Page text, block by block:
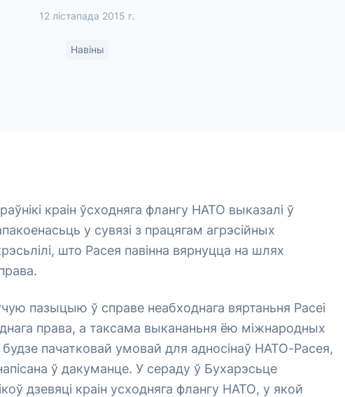
12 лістапада 2015 г.
Навіны
краін ўсходняга флангу НАТО выказалі ў
у сувязі з працягам агрэсійных
што Расея павінна вярнуцца на шлях
пазыцыю ў справе неабходнага вяртаньня Расеі
права, а таксама выкананьня ёю міжнародных
будзе пачатковай умовай для адносінаў НАТО-Расея,
ў дакуманце. У сераду ў Бухарэсьце
дзевяці краін усходняга флангу НАТО, у якой